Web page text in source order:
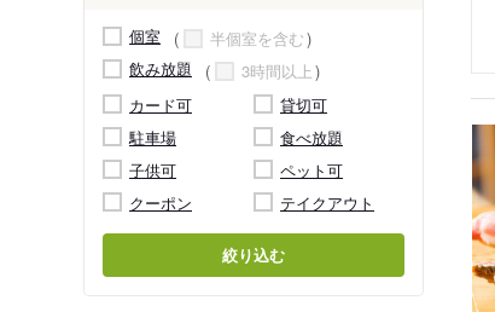
個室
半個室を含む
飲み放題
3時間以上
カード可
貸切可
駐車場
食べ放題
子供可
ペット可
クーポン
テイクアウト
絞り込む